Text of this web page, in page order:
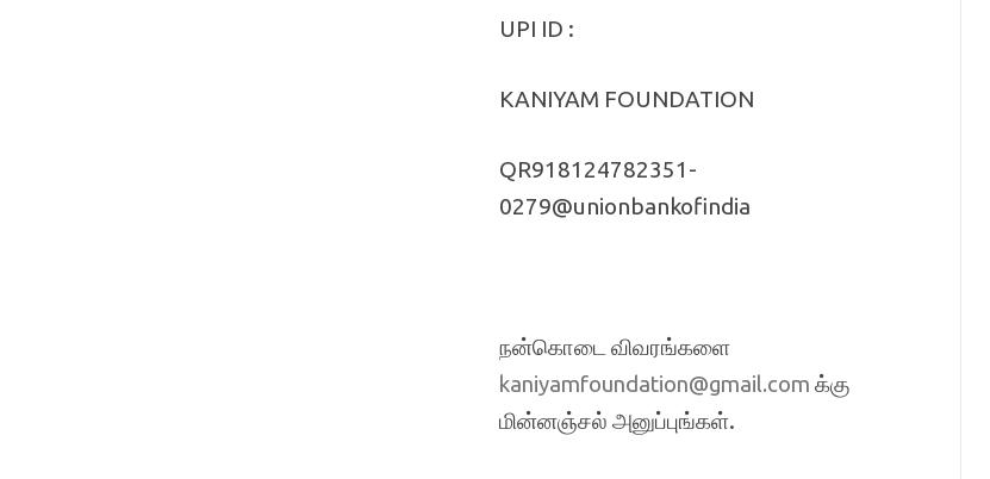
UPI ID :
KANIYAM FOUNDATION
QR918124782351-
0279@unionbankofindia
நன்கொடை விவரங்களை
kaniyamfoundation@gmail.com க்கு
மின்னஞ்சல் அனுப்புங்கள்.